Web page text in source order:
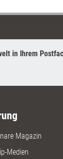
in Ihrem
Magazin
Medien